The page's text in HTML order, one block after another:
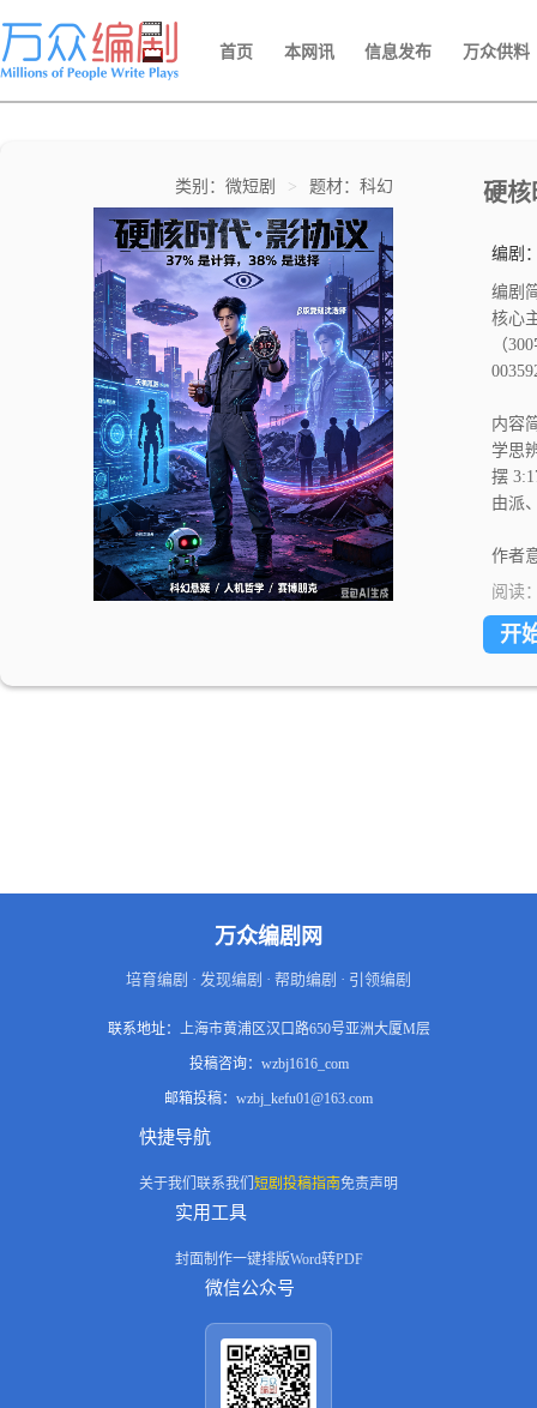
首页 本网讯 信息发布 万众供料
类别：微短剧 > 题材：科幻 硬核
编剧
编剧
核心
（300字以内）： 1.《硬核时
0035924），第1
4.《
内容
学思
摆
由派
也是
生命
作者
阅读
开
万众编剧网
培育编剧 · 发现编剧 · 帮助编剧 · 引领编剧
联系地址： 上海市黄浦区汉口路650号亚洲大厦M层
投稿咨询： wzbj1616_com
邮箱投稿： wzbj_kefu01@163.com
快捷导航
关于我们 联系我们 短剧投稿指南免责声明
实用工具
封面制作一键排版Word转PDF
微信公众号